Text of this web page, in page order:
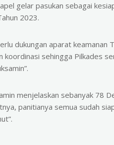
gelar pasukan sebagai
2023.
dukungan aparat keamanan
koordinasi sehingga Pilkades
menjelaskan sebanyak 78
panitianya semua sudah